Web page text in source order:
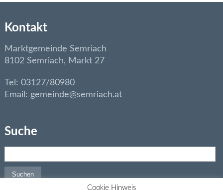
Kontakt
Marktgemeinde Semriach
8102 Semriach, Markt 27
Tel: 03127/80980
Email: gemeinde@semriach.at
Suche
Cookie Hinweis